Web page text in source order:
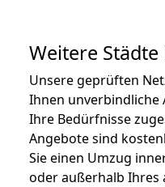
Weitere
Unsere geprüften
Ihnen unverbindliche
Ihre Bedürfnisse
Angebote sind
Sie einen Umzug
oder außerhalb Ihres